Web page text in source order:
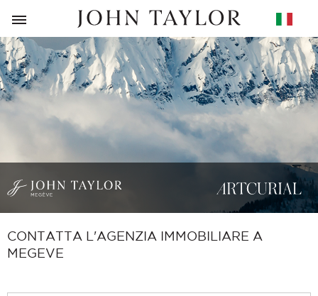
RITORNO
CONTATTA L'AGENZIA IMMOBILIARE A
MEGEVE